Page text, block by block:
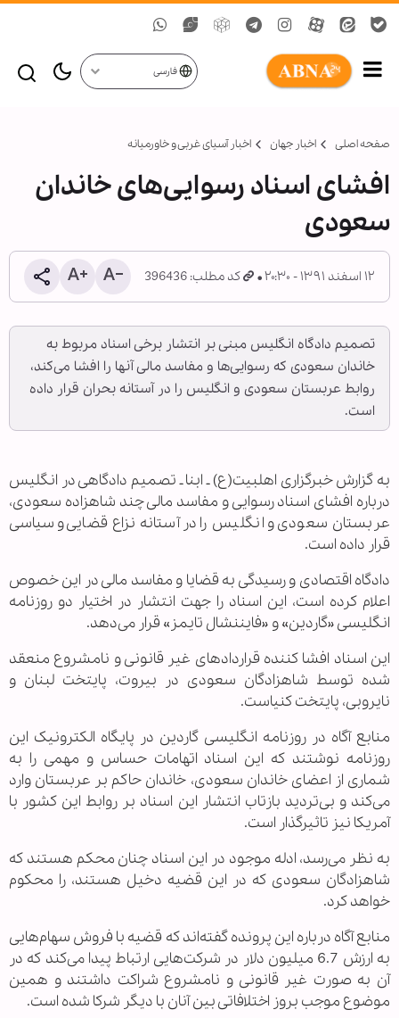
فارسی
صفحه اصلی اخبار جهان اخبار آسیای غربی و خاورمیانه
افشای اسناد رسوایی‌های خاندان
سعودی
۱۲ اسفند ۱۳۹۱ - ۲۰:۳۰ کد مطلب: 396436
تصمیم دادگاه انگلیس مبنی بر انتشار برخی اسناد مربوط به
خاندان سعودی که رسوایی‌ها و مفاسد مالی آنها را افشا می‌کند،‌
روابط عربستان سعودی و انگلیس را در آستانه بحران قرار داده
است.
به گزارش خبرگزاری اهل‏بیت(ع) ـ ابنا ـ تصمیم دادگاهی در انگلیس
درباره افشای اسناد رسوایی و مفاسد مالی چند شاهزاده سعودی،
عربستان سعودی و انگلیس را در آستانه نزاع قضایی و سیاسی
قرار داده است.
دادگاه اقتصادی و رسیدگی به قضایا و مفاسد مالی در این خصوص
اعلام کرده است، این اسناد را جهت انتشار در اختیار دو روزنامه
انگلیسی «گاردین» و «فایننشال تایمز» قرار می‌دهد.
این اسناد افشا کننده قراردادهای غیر قانونی و نامشروع منعقد
شده توسط شاهزادگان سعودی در بیروت، پایتخت لبنان و
نایروبی،‌ پایتخت کنیاست.
منابع آگاه در روزنامه انگلیسی گاردین در پایگاه الکترونیک این
روزنامه نوشتند که این اسناد اتهامات حساس و مهمی را به
شماری از اعضای خاندان سعودی، خاندان حاکم بر عربستان وارد
می‌کند و بی‌تردید بازتاب انتشار این اسناد بر روابط این کشور با
آمریکا نیز تاثیرگذار است.
به نظر می‌رسد، ادله موجود در این اسناد چنان محکم هستند که
شاهزادگان سعودی که در این قضیه دخیل هستند، را محکوم
خواهد کرد.
منابع آگاه درباره این پرونده گفته‌اند که قضیه با فروش سهام‌هایی
به ارزش 6.7 میلیون دلار در شرکت‌هایی ارتباط پیدا می‌‌کند که در
آن به صورت غیر قانونی و نامشروع شراکت داشتند و همین
موضوع موجب بروز اختلافاتی بین آنان با دیگر شرکا شده است.